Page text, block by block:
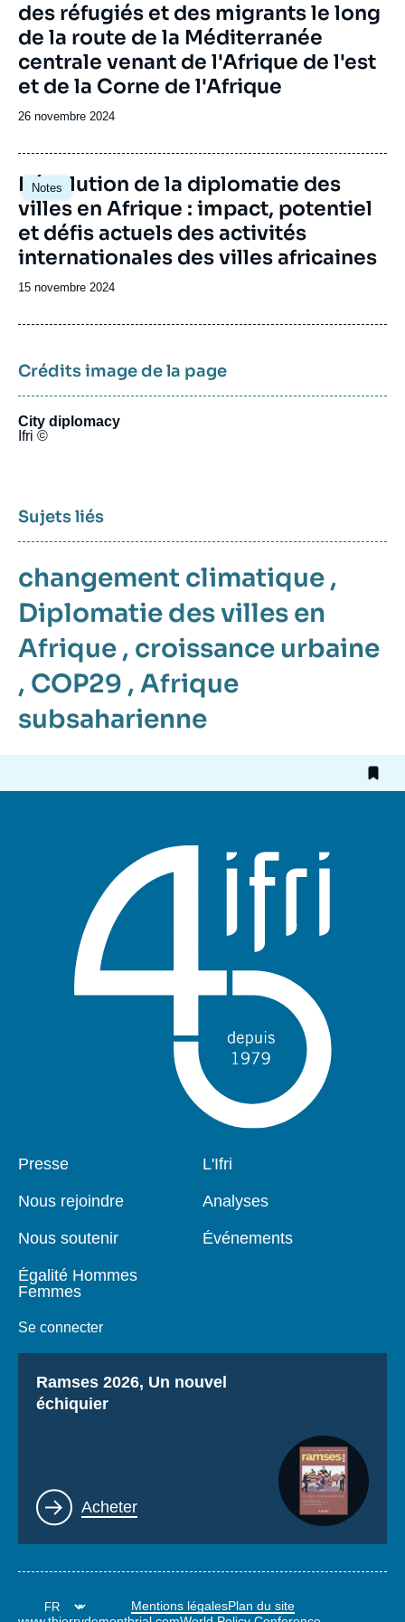
des réfugiés et des migrants le long
de la route de la Méditerranée
centrale venant de l'Afrique de l'est
et de la Corne de l'Afrique
Date
publication
26 novembre 2024
Notes
Image
principale
L'évolution de la diplomatie des
villes en Afrique : impact, potentiel
et défis actuels des activités
internationales des villes africaines
Date
publication
15 novembre 2024
Crédits image de la page
City diplomacy
Ifri ©
Sujets liés
changement climatique ,
Diplomatie des villes en
Afrique , croissance urbaine
, COP29 , Afrique
subsaharienne
Pied
Presse
Nous rejoindre
Nous soutenir
Égalité Hommes
Femmes
Se connecter
Navigation
L'Ifri
Analyses
Événements
Titre
Ramses 2026, Un nouvel
échiquier
Lien
Acheter
Mentions légalesPlan du site